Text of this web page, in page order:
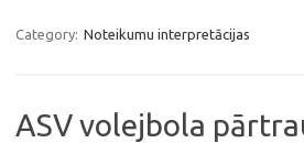
Category: Noteikumu interpretācijas
ASV volejbola